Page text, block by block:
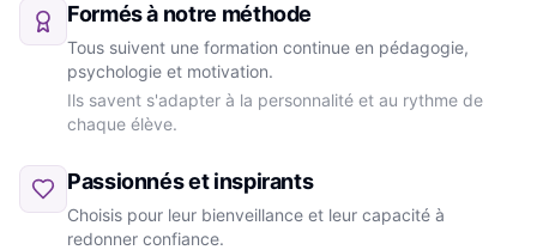
Formés à notre méthode
Tous suivent une formation continue en pédagogie,
psychologie et motivation.
Ils savent s'adapter à la personnalité et au rythme de
chaque élève.
Passionnés et inspirants
Choisis pour leur bienveillance et leur capacité à
redonner confiance.